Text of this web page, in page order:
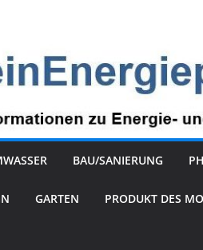
BAU/SANIERUNG
GARTEN PRODUKT DES